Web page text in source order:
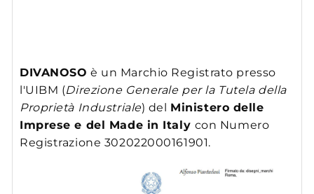
DIVANOSO è un Marchio Registrato presso
l'UIBM (Direzione Generale per la Tutela della
Proprietà Industriale) del Ministero delle
Imprese e del Made in Italy con Numero
Registrazione 302022000161901.